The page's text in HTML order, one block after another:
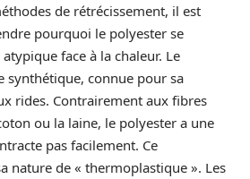
de rétrécissement, il est
pourquoi le polyester se
face à la chaleur. Le
synthétique, connue pour sa
rides. Contrairement aux fibres
ou la laine, le polyester a une
pas facilement. Ce
nature de « thermoplastique ». Les